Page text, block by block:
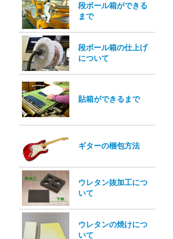
段ボール箱ができる
まで
段ボール箱の仕上げ
について
貼箱ができるまで
ギターの梱包方法
ウレタン抜加工につ
いて
ウレタンの焼けにつ
いて